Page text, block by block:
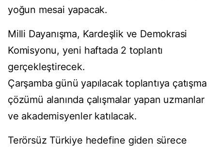
yoğun mesai yapacak.
Milli Dayanışma, Kardeşlik ve Demokrasi
Komisyonu, yeni haftada 2 toplantı
gerçekleştirecek.
Çarşamba günü yapılacak toplantıya çatışma
çözümü alanında çalışmalar yapan uzmanlar
ve akademisyenler katılacak.
Terörsüz Türkiye hedefine giden sürece